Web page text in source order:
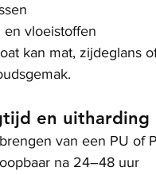
en vloeistoffen
kan mat, zijdeglans
en uitharding
van een PU of
na 24–48 uur